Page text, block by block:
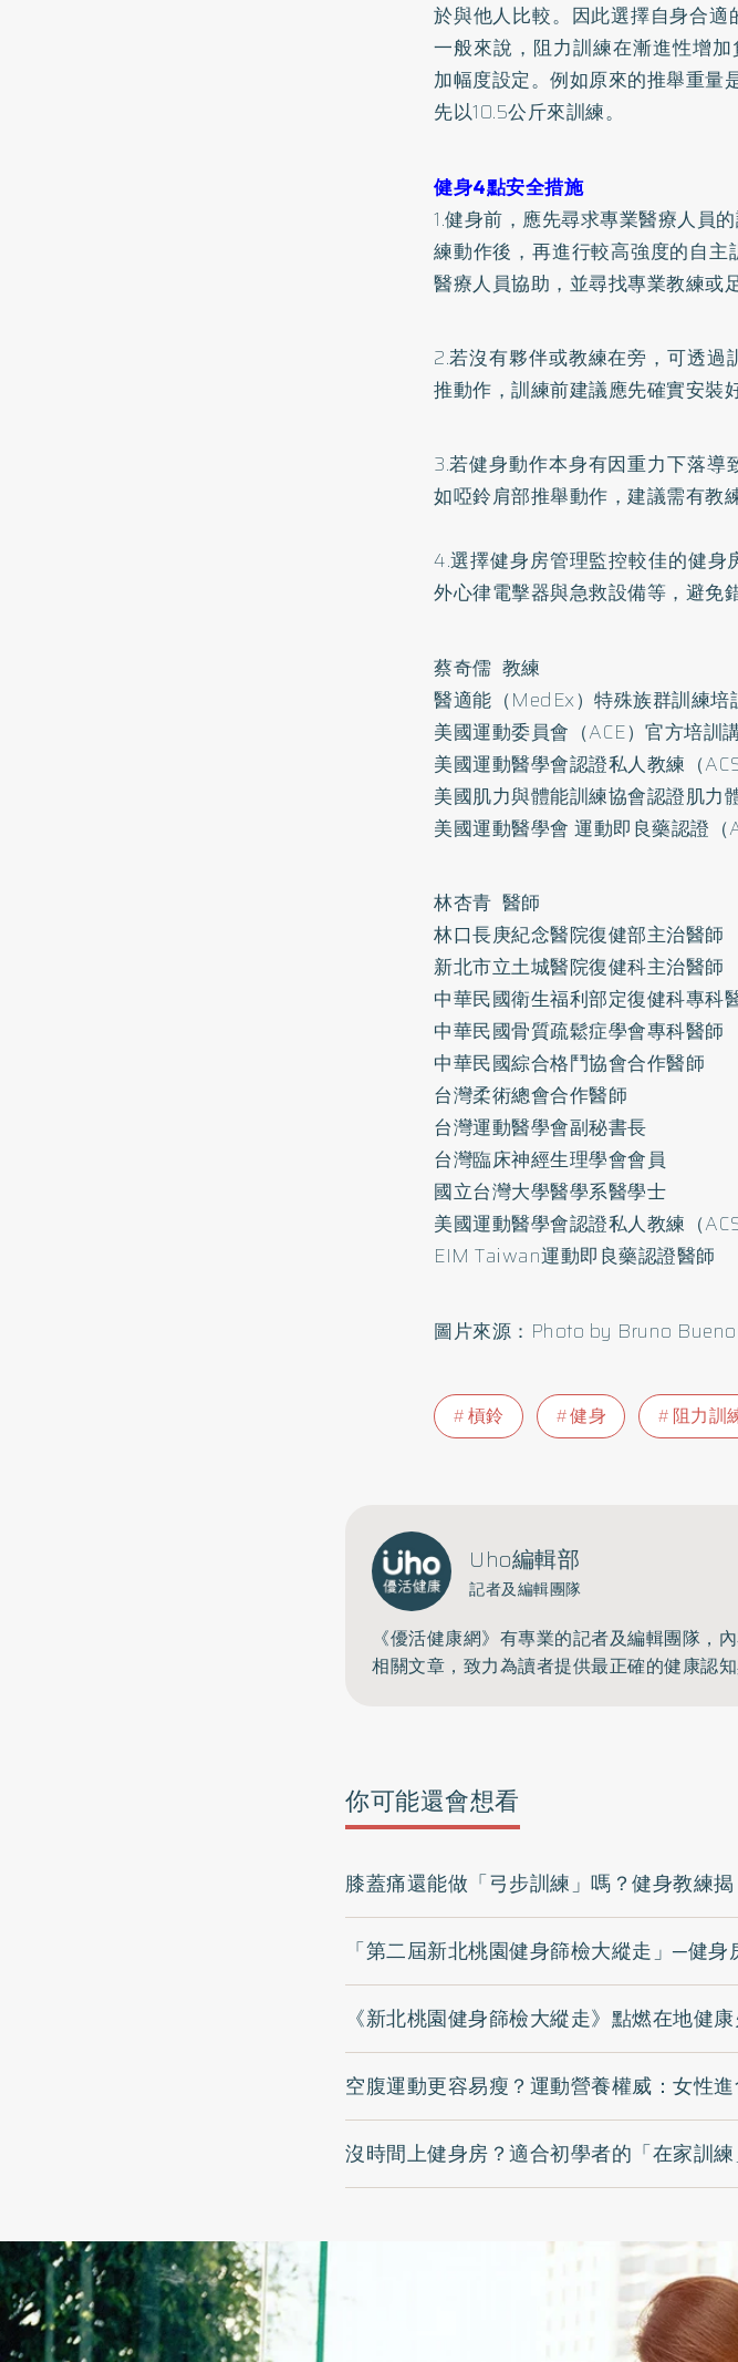
於與他人比較。因此選擇自身合適
一般來說，阻力訓練在漸進性增
加幅度設定。例如原來的推舉重
先以10.5公斤來訓練。
健身4點安全措施
1.健身前，應先尋求專業醫療人員
練動作後，再進行較高強度的自
醫療人員協助，並尋找專業教練或
2.若沒有夥伴或教練在旁，可透
推動作，訓練前建議應先確實安裝
3.若健身動作本身有因重力下落
如啞鈴肩部推舉動作，建議需有教
4.選擇健身房管理監控較佳的健
外心律電擊器與急救設備等，避免
蔡奇儒 教練
醫適能（MedEx）特殊族群訓練培
美國運動委員會（ACE）官方培訓
美國運動醫學會認證私人教練（
美國肌力與體能訓練協會認證肌力
美國運動醫學會 運動即良藥認證（
林杏青 醫師
林口長庚紀念醫院復健部主治醫師
新北市立土城醫院復健科主治醫師
中華民國衛生福利部定復健科專科
中華民國骨質疏鬆症學會專科醫師
中華民國綜合格鬥協會合作醫師
台灣柔術總會合作醫師
台灣運動醫學會副秘書長
台灣臨床神經生理學會會員
國立台灣大學醫學系醫學士
美國運動醫學會認證私人教練（
EIM Taiwan運動即良藥認證醫師
圖片來源：Photo by Bruno
槓鈴 健身 阻力訓
Uho編輯部
記者及編輯團隊
《優活健康網》有專業的記者及編輯團隊，
相關文章，致力為讀者提供最正確的健康認知
你可能還會想看
膝蓋痛還能做「弓步訓練」嗎？健身教練
「第二屆新北桃園健身篩檢大縱走」─健
《新北桃園健身篩檢大縱走》點燃在地健
空腹運動更容易瘦？運動營養權威：女性
沒時間上健身房？適合初學者的「在家訓